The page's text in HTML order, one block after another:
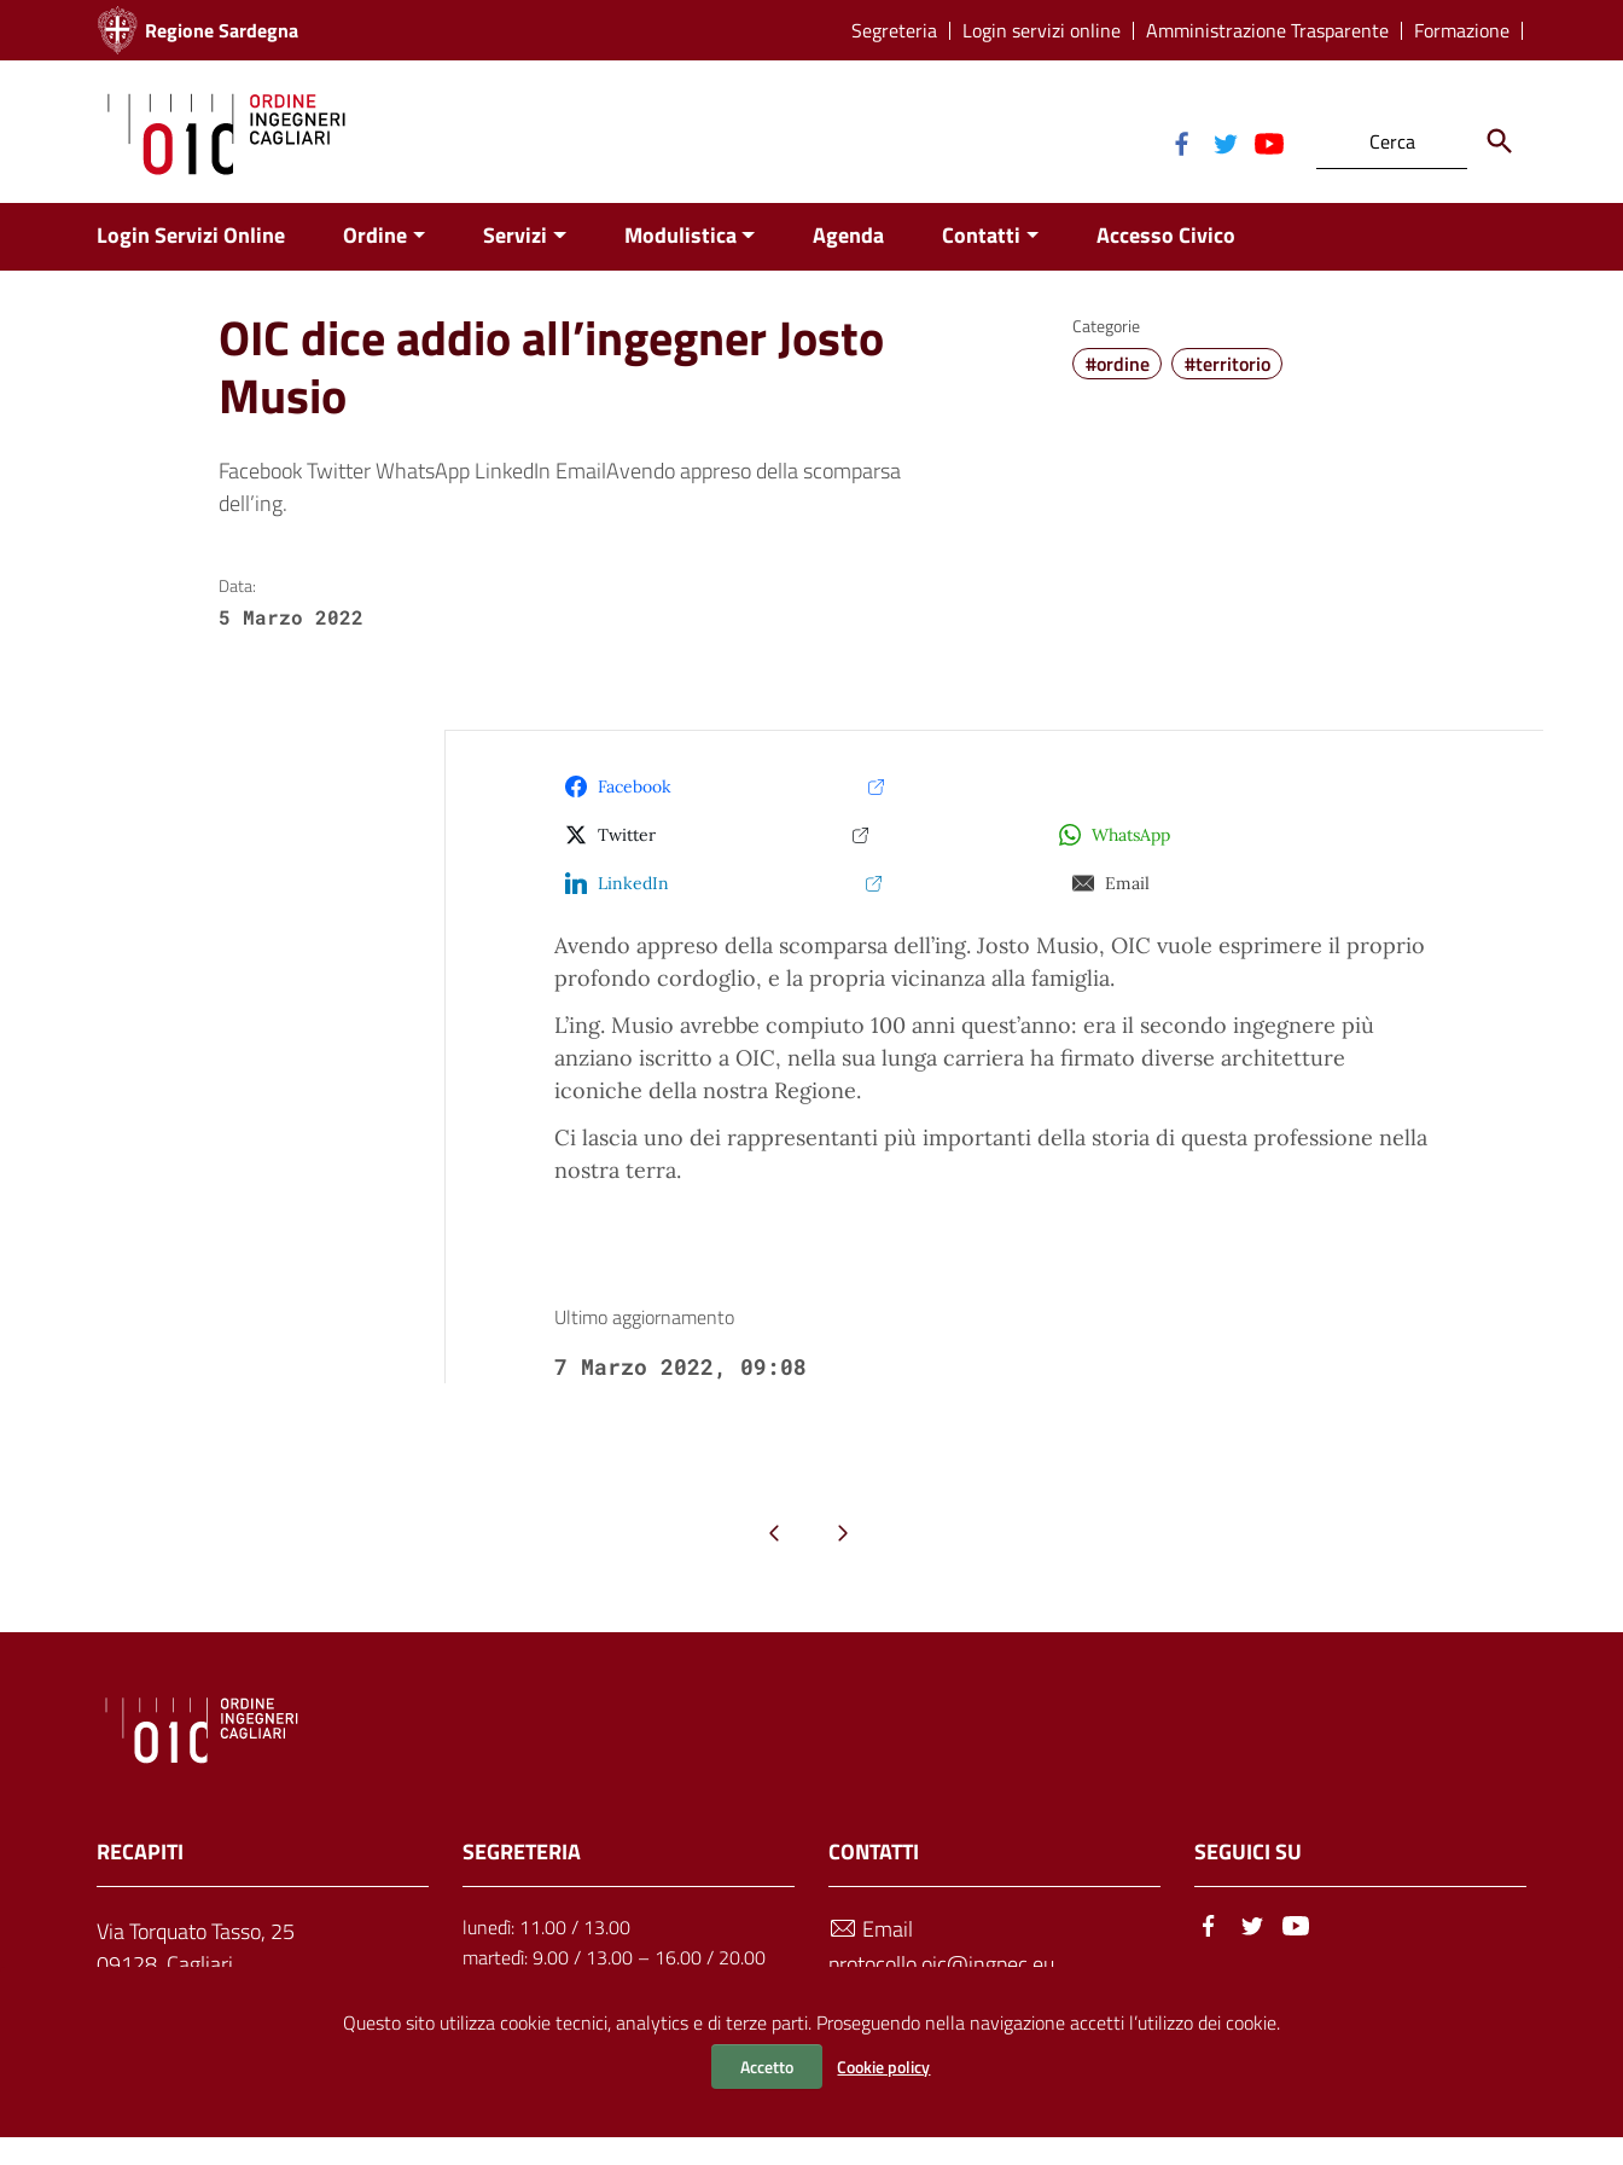
Questo sito utilizza cookie tecnici, analytics e di terze parti. Proseguendo nella navigazione accetti l’utilizzo dei cookie.
Accetto Cookie policy
Vai ai contenuti
Vai al menu di navigazione
Regione Sardegna Segreteria Login servizi online Amministrazione Trasparente Formazione
Login Servizi Online Ordine Servizi Modulistica Agenda Contatti Accesso Civico
OIC dice addio all’ingegner Josto
Musio
Facebook Twitter WhatsApp LinkedIn EmailAvendo appreso della scomparsa
dell’ing.
Categorie
#ordine #territorio
Data:
5 Marzo 2022
Facebook
Twitter WhatsApp
LinkedIn Email
Avendo appreso della scomparsa dell’ing. Josto Musio, OIC vuole esprimere il proprio
profondo cordoglio, e la propria vicinanza alla famiglia.
L’ing. Musio avrebbe compiuto 100 anni quest’anno: era il secondo ingegnere più
anziano iscritto a OIC, nella sua lunga carriera ha firmato diverse architetture
iconiche della nostra Regione.
Ci lascia uno dei rappresentanti più importanti della storia di questa professione nella
nostra terra.
Ultimo aggiornamento
7 Marzo 2022, 09:08
Pagina precedentePagina successiva
RECAPITI
Via Torquato Tasso, 25
09128, Cagliari
SEGRETERIA
lunedì: 11.00 / 13.00
martedì: 9.00 / 13.00 – 16.00 / 20.00
giovedì: 9.00 / 13.00 – 16.00 / 20.00
CONTATTI
Email
protocollo.oic@ingpec.eu
Telefono
070 499703
SEGUICI SU